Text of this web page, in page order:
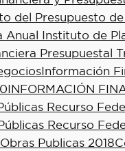
del Presupuesto de
Anual Instituto de
Presupuestal
Información
INFORMACIÓN
Recurso
Recurso
Obras Publicas 2018